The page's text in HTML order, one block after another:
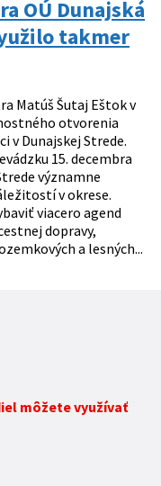
OÚ Dunajská
takmer
Matúš Šutaj Eštok v
otvorenia
v Dunajskej Strede.
15. decembra
významne
v okrese.
viacero agend
dopravy,
a lesných...
môžete využívať